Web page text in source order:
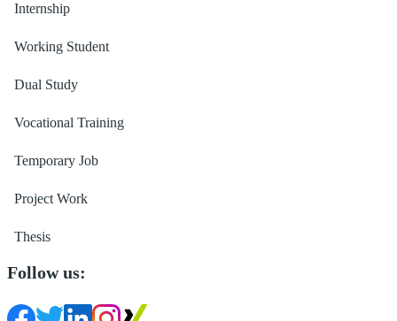
Internship
Working Student
Dual Study
Vocational Training
Temporary Job
Project Work
Thesis
Follow us: